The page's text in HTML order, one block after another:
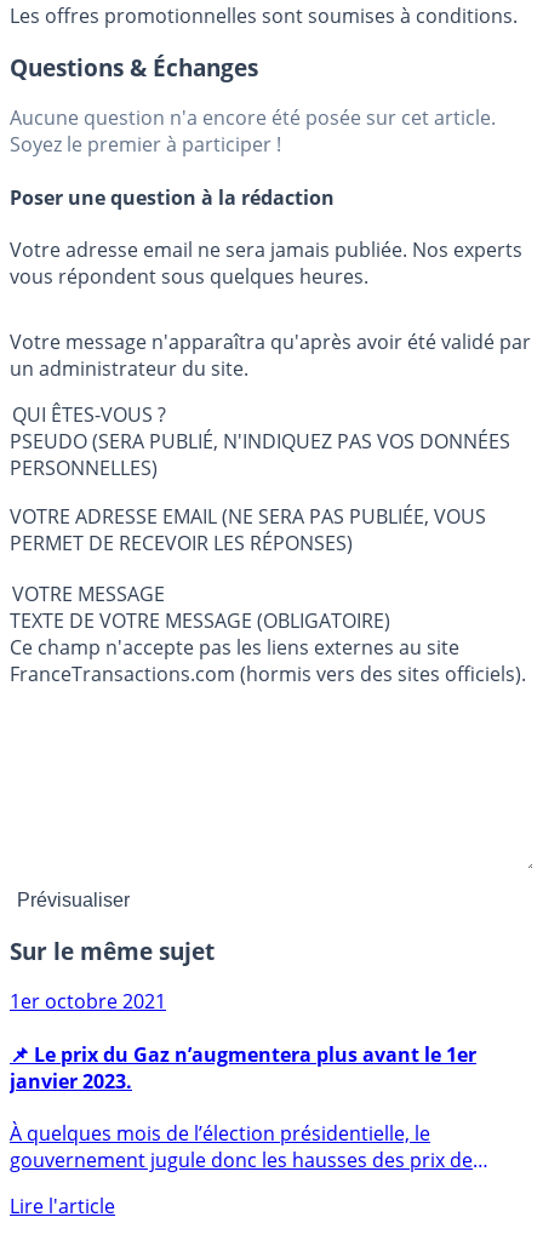
Les offres promotionnelles sont soumises à conditions.
Questions & Échanges
Aucune question n'a encore été posée sur cet article.
Soyez le premier à participer !
Poser une question à la rédaction
Votre adresse email ne sera jamais publiée. Nos experts
vous répondent sous quelques heures.
Votre message n'apparaîtra qu'après avoir été validé par
un administrateur du site.
QUI ÊTES-VOUS ?
PSEUDO (SERA PUBLIÉ, N'INDIQUEZ PAS VOS DONNÉES
PERSONNELLES)
VOTRE ADRESSE EMAIL (NE SERA PAS PUBLIÉE, VOUS
PERMET DE RECEVOIR LES RÉPONSES)
VOTRE MESSAGE
TEXTE DE VOTRE MESSAGE (OBLIGATOIRE)
Ce champ n'accepte pas les liens externes au site
FranceTransactions.com (hormis vers des sites officiels).
Sur le même sujet
1er octobre 2021
📌 Le prix du Gaz n’augmentera plus avant le 1er
janvier 2023.
gouvernement jugule donc les hausses des prix de